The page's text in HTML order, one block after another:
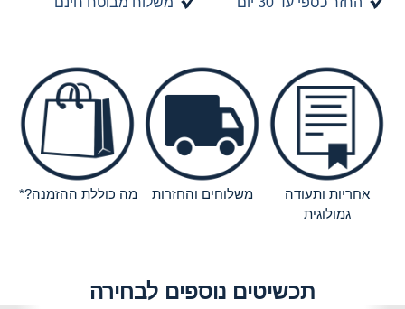
אחריות ותעודה
גמולוגית
משלוחים והחזרות מה כוללת ההזמנה?*
תכשיטים נוספים לבחירה